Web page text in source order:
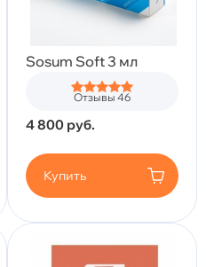
Sosum Soft 3 мл
Отзывы 46
4 800 руб.
Купить